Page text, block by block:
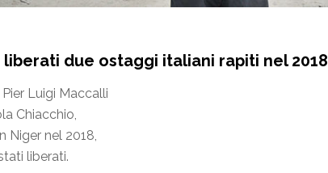
liberati due ostaggi italiani rapiti nel 2018
Pier Luigi Maccalli
Chiacchio,
Niger nel 2018,
liberati.